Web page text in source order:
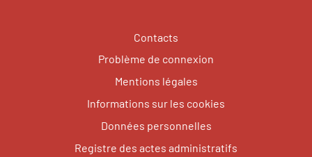
Contacts
Problème de connexion
Mentions légales
Informations sur les cookies
Données personnelles
Registre des actes administratifs